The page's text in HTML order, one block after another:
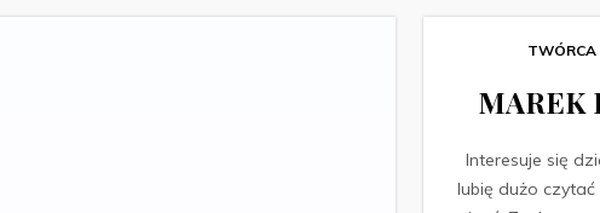
TWÓRCA
MAREK
Interesuje się
lubię dużo czytać